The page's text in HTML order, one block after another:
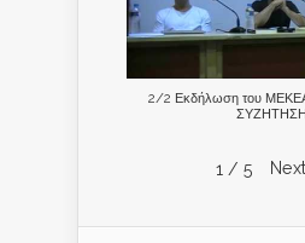
2/2 Εκδήλωση του
ΣΥΖΗΤΗΣΗ
1 / 5 Next